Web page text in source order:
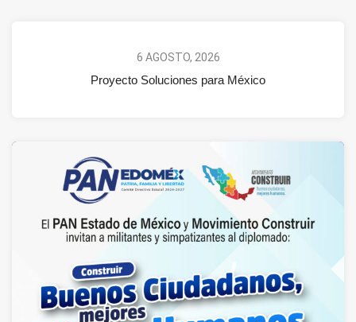
6 AGOSTO, 2026
Proyecto Soluciones para México